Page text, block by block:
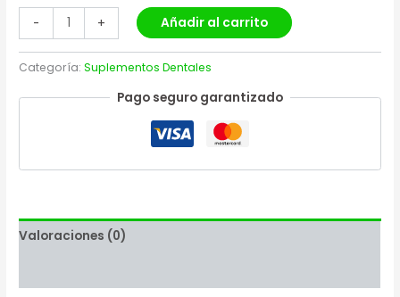
- + Añadir al carrito
Categoría:Suplementos Dentales
Pago seguro garantizado
Valoraciones (0)